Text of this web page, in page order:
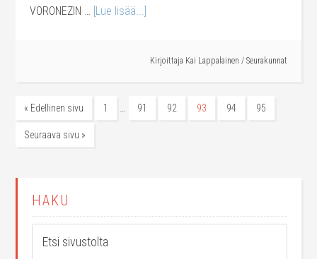
VORONEZIN … [Lue lisää...]
Kirjoittaja Kai Lappalainen / Seurakunnat
« Edellinen sivu 1 … 91 92 93 94 95
Seuraava sivu »
HAKU